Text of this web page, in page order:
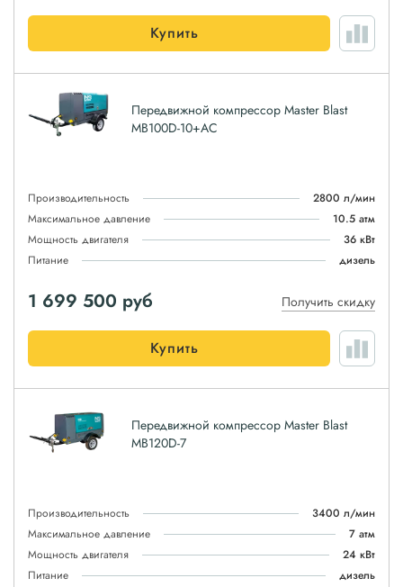
Купить
Передвижной компрессор Master Blast
MB100D-10+AC
Производительность
2800 л/мин
Максимальное давление
10.5 атм
Мощность двигателя
36 кВт
Питание
дизель
1 699 500 руб Получить скидку
Купить
Передвижной компрессор Master Blast
MB120D-7
Производительность
3400 л/мин
Максимальное давление
7 атм
Мощность двигателя
24 кВт
Питание
дизель